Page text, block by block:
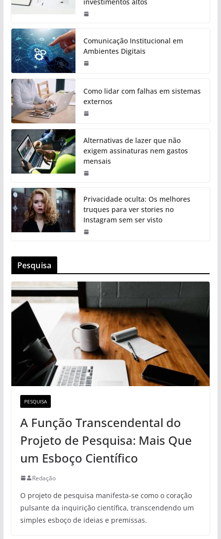
Comunicação Institucional em
Ambientes Digitais
Como lidar com falhas em sistemas
externos
Alternativas de lazer que não
exigem assinaturas nem gastos
mensais
Privacidade oculta: Os melhores
truques para ver stories no
Instagram sem ser visto
Pesquisa
PESQUISA
A Função Transcendental do
Projeto de Pesquisa: Mais Que
um Esboço Científico
Redação
O projeto de pesquisa manifesta-se como o coração
pulsante da inquirição científica, transcendendo um
simples esboço de ideias e premissas.